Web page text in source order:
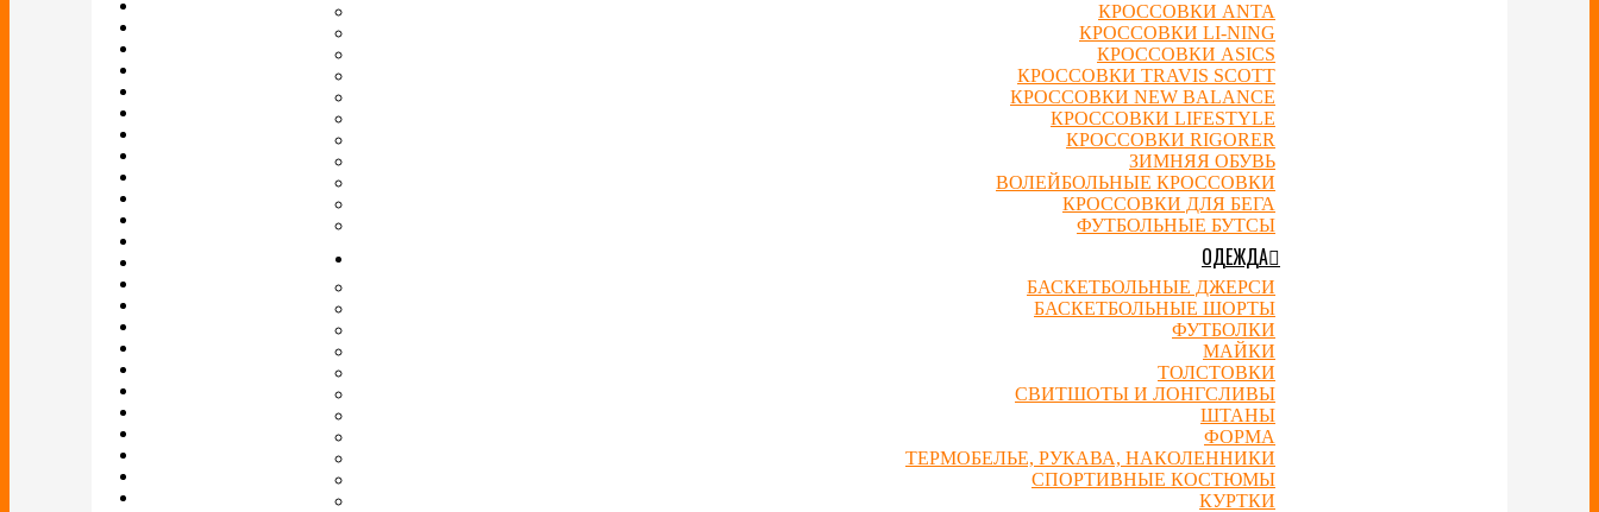
КРОССОВКИ ANTA
КРОССОВКИ LI-NING
КРОССОВКИ ASICS
КРОССОВКИ TRAVIS SCOTT
КРОССОВКИ NEW BALANCE
КРОССОВКИ LIFESTYLE
КРОССОВКИ RIGORER
ЗИМНЯЯ ОБУВЬ
ВОЛЕЙБОЛЬНЫЕ КРОССОВКИ
КРОССОВКИ ДЛЯ БЕГА
ФУТБОЛЬНЫЕ БУТСЫ
ОДЕЖДА
БАСКЕТБОЛЬНЫЕ ДЖЕРСИ
БАСКЕТБОЛЬНЫЕ ШОРТЫ
ФУТБОЛКИ
МАЙКИ
ТОЛСТОВКИ
СВИТШОТЫ И ЛОНГСЛИВЫ
ШТАНЫ
ФОРМА
ТЕРМОБЕЛЬЕ, РУКАВА, НАКОЛЕННИКИ
СПОРТИВНЫЕ КОСТЮМЫ
КУРТКИ